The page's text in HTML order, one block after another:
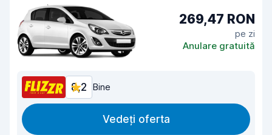
269,47 RON
pe zi
Anulare gratuită
8,2 Bine
Vedeți oferta